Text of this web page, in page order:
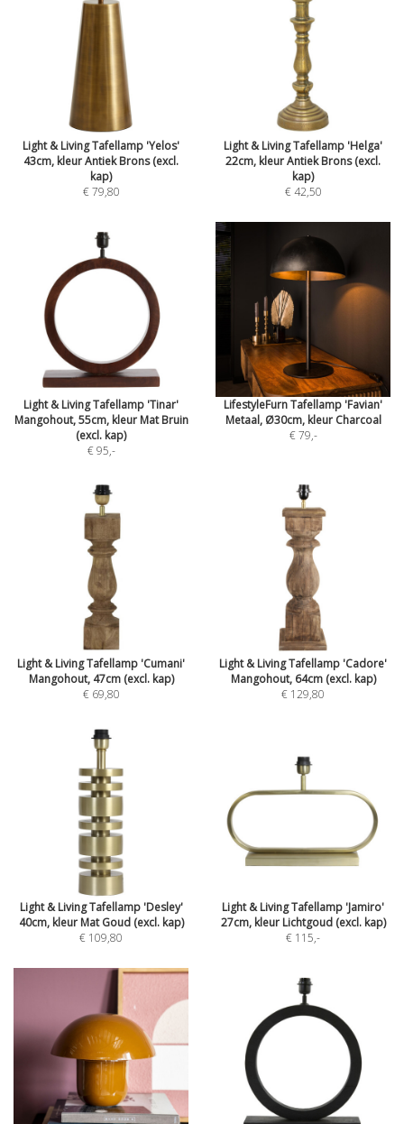
Light & Living Tafellamp 'Yelos'
43cm, kleur Antiek Brons (excl.
kap)
€ 79,80
Light & Living Tafellamp 'Helga'
22cm, kleur Antiek Brons (excl.
kap)
€ 42,50
Light & Living Tafellamp 'Tinar'
Mangohout, 55cm, kleur Mat Bruin
(excl. kap)
€ 95,-
LifestyleFurn Tafellamp 'Favian'
Metaal, Ø30cm, kleur Charcoal
€ 79,-
Light & Living Tafellamp 'Cumani'
Mangohout, 47cm (excl. kap)
€ 69,80
Light & Living Tafellamp 'Cadore'
Mangohout, 64cm (excl. kap)
€ 129,80
Light & Living Tafellamp 'Desley'
40cm, kleur Mat Goud (excl. kap)
€ 109,80
Light & Living Tafellamp 'Jamiro'
27cm, kleur Lichtgoud (excl. kap)
€ 115,-